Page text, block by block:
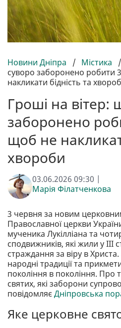
Новини Дніпра / Містика /
суворо заборонено робити
накликати бідність та
Гроші на вітер:
заборонено
щоб не
хвороби
03.06.2026 09:30 |
Марія Філатченкова
3 червня за новим
Православної церкви
мученика Лукілліана та
сподвижників, які жили у III
страждання за віру в
народні традиції та
покоління в покоління. Про
святих, які заборони
повідомляєДніпровська
Яке церковне